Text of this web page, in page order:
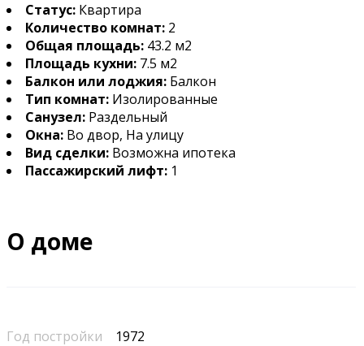
Статус: Квартира
Количество комнат: 2
Общая площадь: 43.2 м2
Площадь кухни: 7.5 м2
Балкон или лоджия: Балкон
Тип комнат: Изолированные
Санузел: Раздельный
Окна: Во двор, На улицу
Вид сделки: Возможна ипотека
Пассажирский лифт: 1
О доме
Год постройки
1972